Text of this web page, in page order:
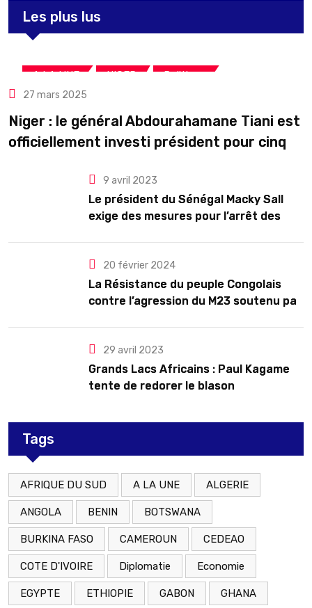
Les plus lus
A LA UNE NIGER Politique
27 mars 2025
Niger : le général Abdourahamane Tiani est
officiellement investi président pour cinq
9 avril 2023
Le président du Sénégal Macky Sall
exige des mesures pour l’arrêt des
20 février 2024
La Résistance du peuple Congolais
contre l’agression du M23 soutenu par
29 avril 2023
Grands Lacs Africains : Paul Kagame
tente de redorer le blason
Tags
AFRIQUE DU SUD A LA UNE ALGERIE
ANGOLA BENIN BOTSWANA
BURKINA FASO CAMEROUN CEDEAO
COTE D'IVOIRE Diplomatie Economie
EGYPTE ETHIOPIE GABON GHANA